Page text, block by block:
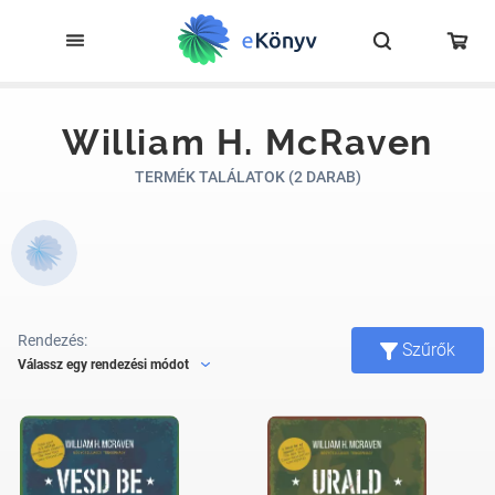
William H. McRaven
TERMÉK TALÁLATOK (2 DARAB)
Rendezés:
Válassz egy rendezési módot
Szűrők